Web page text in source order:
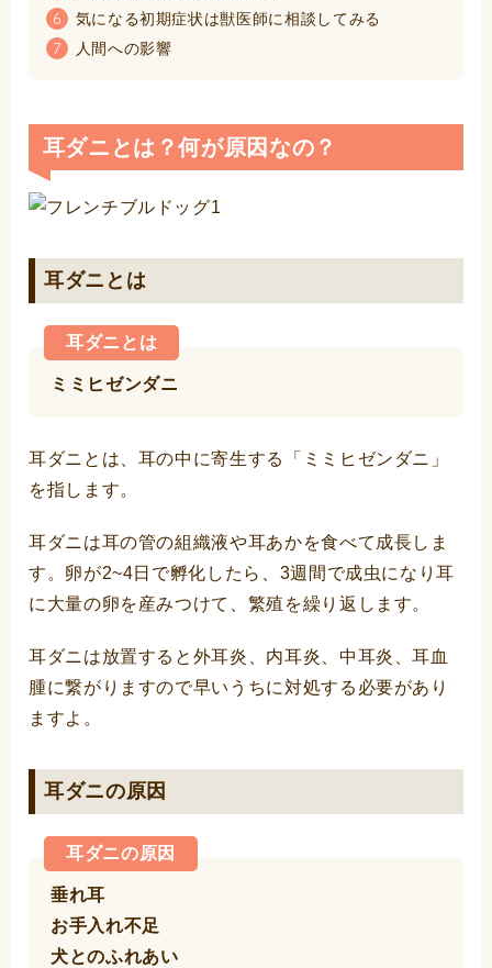
6 気になる初期症状は獣医師に相談してみる
7 人間への影響
耳ダニとは？何が原因なの？
耳ダニとは
耳ダニとは
ミミヒゼンダニ
耳ダニとは、耳の中に寄生する「ミミヒゼンダニ」
を指します。
耳ダニは耳の管の組織液や耳あかを食べて成長しま
す。卵が2~4日で孵化したら、3週間で成虫になり耳
に大量の卵を産みつけて、繁殖を繰り返します。
耳ダニは放置すると外耳炎、内耳炎、中耳炎、耳血
腫に繋がりますので早いうちに対処する必要があり
ますよ。
耳ダニの原因
耳ダニの原因
垂れ耳
お手入れ不足
犬とのふれあい